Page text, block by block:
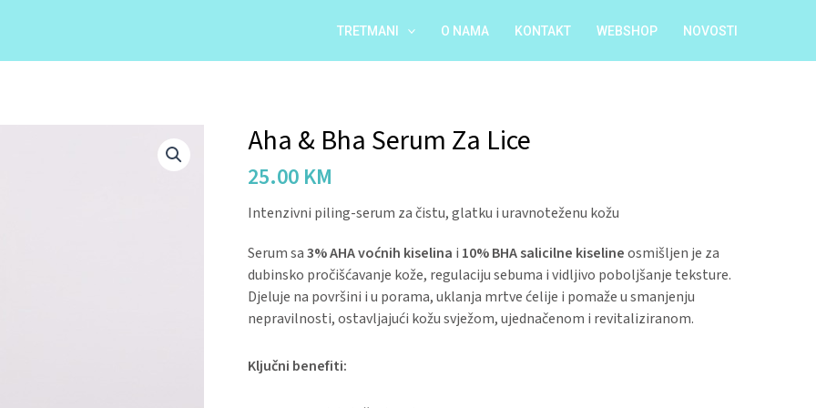
TRETMANI O NAMA KONTAKT WEBSHOP NOVOSTI
Aha & Bha Serum Za Lice
25.00 KM
Intenzivni piling-serum za čistu, glatku i uravnoteženu kožu
Serum sa3% AHA voćnih kiselina i 10% BHA salicilne kiselineosmišljen je za
dubinsko pročišćavanje kože, regulaciju sebuma i vidljivo poboljšanje teksture.
Djeluje na površini i u porama, uklanja mrtve ćelije i pomaže u smanjenju
nepravilnosti, ostavljajući kožu svježom, ujednačenom i revitaliziranom.
Ključni benefiti:
Aha
Bha
Za
Lice
quantity